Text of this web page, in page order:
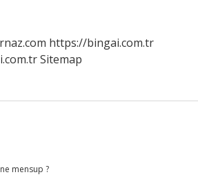
https://bingai.com.tr
Sitemap
mensup ?